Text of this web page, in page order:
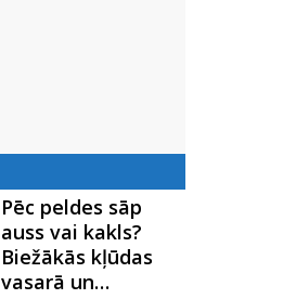
Pēc peldes sāp
auss vai kakls?
Biežākās kļūdas
vasarā un…